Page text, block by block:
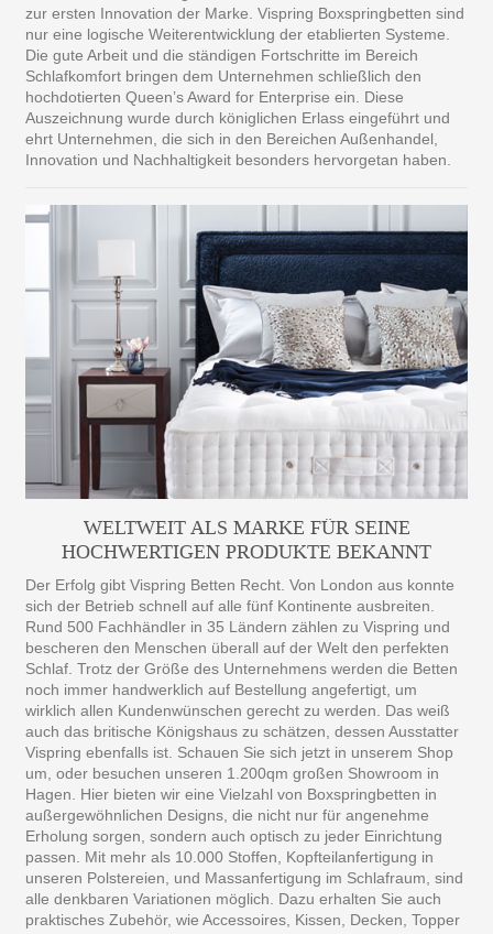
zur ersten Innovation der Marke. Vispring Boxspringbetten sind
nur eine logische Weiterentwicklung der etablierten Systeme.
Die gute Arbeit und die ständigen Fortschritte im Bereich
Schlafkomfort bringen dem Unternehmen schließlich den
hochdotierten Queen’s Award for Enterprise ein. Diese
Auszeichnung wurde durch königlichen Erlass eingeführt und
ehrt Unternehmen, die sich in den Bereichen Außenhandel,
Innovation und Nachhaltigkeit besonders hervorgetan haben.
WELTWEIT ALS MARKE FÜR SEINE
HOCHWERTIGEN PRODUKTE BEKANNT
Der Erfolg gibt Vispring Betten Recht. Von London aus konnte
sich der Betrieb schnell auf alle fünf Kontinente ausbreiten.
Rund 500 Fachhändler in 35 Ländern zählen zu Vispring und
bescheren den Menschen überall auf der Welt den perfekten
Schlaf. Trotz der Größe des Unternehmens werden die Betten
noch immer handwerklich auf Bestellung angefertigt, um
wirklich allen Kundenwünschen gerecht zu werden. Das weiß
auch das britische Königshaus zu schätzen, dessen Ausstatter
Vispring ebenfalls ist. Schauen Sie sich jetzt in unserem Shop
um, oder besuchen unseren 1.200qm großen Showroom in
Hagen. Hier bieten wir eine Vielzahl von Boxspringbetten in
außergewöhnlichen Designs, die nicht nur für angenehme
Erholung sorgen, sondern auch optisch zu jeder Einrichtung
passen. Mit mehr als 10.000 Stoffen, Kopfteilanfertigung in
unseren Polstereien, und Massanfertigung im Schlafraum, sind
alle denkbaren Variationen möglich. Dazu erhalten Sie auch
praktisches Zubehör, wie Accessoires, Kissen, Decken, Topper